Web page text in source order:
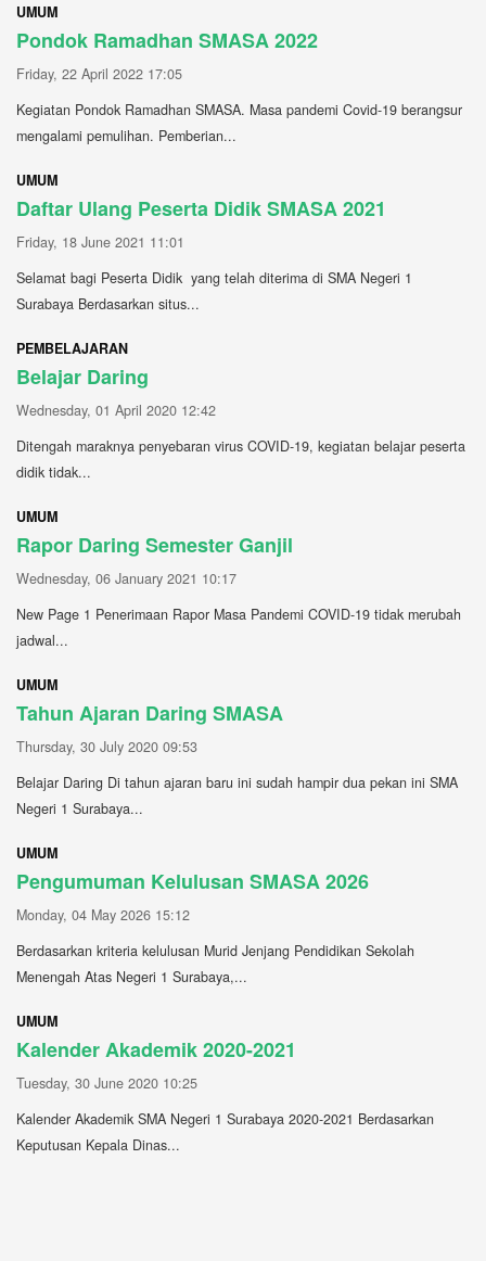
UMUM
Pondok Ramadhan SMASA 2022
Friday, 22 April 2022 17:05
Kegiatan Pondok Ramadhan SMASA. Masa pandemi Covid-19 berangsur
mengalami pemulihan. Pemberian...
UMUM
Daftar Ulang Peserta Didik SMASA 2021
Friday, 18 June 2021 11:01
Selamat bagi Peserta Didik yang telah diterima di SMA Negeri 1
Surabaya Berdasarkan situs...
PEMBELAJARAN
Belajar Daring
Wednesday, 01 April 2020 12:42
Ditengah maraknya penyebaran virus COVID-19, kegiatan belajar peserta
didik tidak...
UMUM
Rapor Daring Semester Ganjil
Wednesday, 06 January 2021 10:17
New Page 1 Penerimaan Rapor Masa Pandemi COVID-19 tidak merubah
jadwal...
UMUM
Tahun Ajaran Daring SMASA
Thursday, 30 July 2020 09:53
Belajar Daring Di tahun ajaran baru ini sudah hampir dua pekan ini SMA
Negeri 1 Surabaya...
UMUM
Pengumuman Kelulusan SMASA 2026
Monday, 04 May 2026 15:12
Berdasarkan kriteria kelulusan Murid Jenjang Pendidikan Sekolah
Menengah Atas Negeri 1 Surabaya,...
UMUM
Kalender Akademik 2020-2021
Tuesday, 30 June 2020 10:25
Kalender Akademik SMA Negeri 1 Surabaya 2020-2021 Berdasarkan
Keputusan Kepala Dinas...